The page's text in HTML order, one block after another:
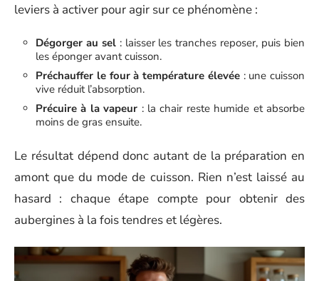
leviers à activer pour agir sur ce phénomène :
Dégorger au sel: laisser les tranches reposer, puis bien
les éponger avant cuisson.
Préchauffer le four à température élevée: une cuisson
vive réduit l’absorption.
Précuire à la vapeur : la chair reste humide et absorbe
moins de gras ensuite.
Le résultat dépend donc autant de la préparation en
amont que du mode de cuisson. Rien n’est laissé au
hasard : chaque étape compte pour obtenir des
aubergines à la fois tendres et légères.